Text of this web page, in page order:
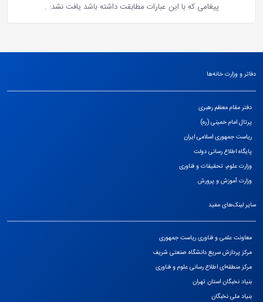
پیغامی که با این عبارات مطابقت داشته باشد یافت نشد: .
دفاتر و وزارت خانه‌ها
دفتر مقام معظم رهبری
پرتال امام خمینی (ره)
ریاست جمهوری اسلامی ایران
پایگاه اطلاع رسانی دولت
وزارت علوم، تحقیقات و فناوری
وزارت آموزش و پرورش
سایر لینک‌های مفید
معاونت علمی و فناوری ریاست جمهوری
مرکز پردازش سریع دانشگاه صنعتی شریف
مرکز منطقه‌ای اطلاع رسانی علوم و فناوری
بنیاد نخبگان استان تهران
بنیاد ملی نخبگان